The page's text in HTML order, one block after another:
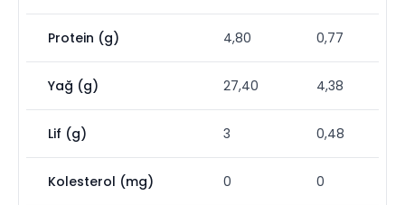
Protein (g) 4,80 0,77
Yağ (g) 27,40 4,38
Lif (g) 3 0,48
Kolesterol (mg) 0 0